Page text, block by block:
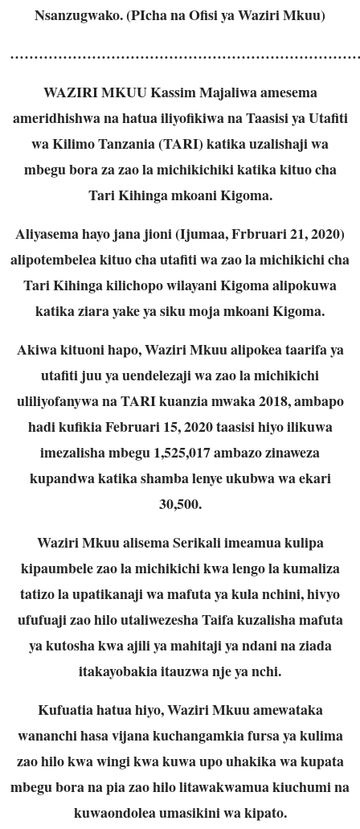
Nsanzugwako. (PIcha na Ofisi ya Waziri Mkuu)
WAZIRI MKUU Kassim Majaliwa amesema
ameridhishwa na hatua iliyofikiwa na Taasisi ya Utafiti
wa Kilimo Tanzania (TARI) katika uzalishaji wa
mbegu bora za zao la michikichiki katika kituo cha
Tari Kihinga mkoani Kigoma.
Aliyasema hayo jana jioni (Ijumaa, Frbruari 21, 2020)
alipotembelea kituo cha utafiti wa zao la michikichi cha
Tari Kihinga kilichopo wilayani Kigoma alipokuwa
katika ziara yake ya siku moja mkoani Kigoma.
Akiwa kituoni hapo, Waziri Mkuu alipokea taarifa ya
utafiti juu ya uendelezaji wa zao la michikichi
uliliyofanywa na TARI kuanzia mwaka 2018, ambapo
hadi kufikia Februari 15, 2020 taasisi hiyo ilikuwa
imezalisha mbegu 1,525,017 ambazo zinaweza
kupandwa katika shamba lenye ukubwa wa ekari
30,500.
Waziri Mkuu alisema Serikali imeamua kulipa
kipaumbele zao la michikichi kwa lengo la kumaliza
tatizo la upatikanaji wa mafuta ya kula nchini, hivyo
ufufuaji zao hilo utaliwezesha Taifa kuzalisha mafuta
ya kutosha kwa ajili ya mahitaji ya ndani na ziada
itakayobakia itauzwa nje ya nchi.
Kufuatia hatua hiyo, Waziri Mkuu amewataka
wananchi hasa vijana kuchangamkia fursa ya kulima
zao hilo kwa wingi kwa kuwa upo uhakika wa kupata
mbegu bora na pia zao hilo litawakwamua kiuchumi na
kuwaondolea umasikini wa kipato.